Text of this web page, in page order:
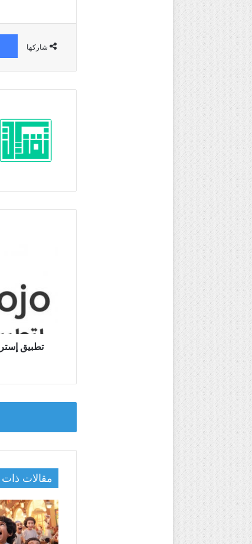
شاركها
ClassDojo
تطبيق
مقالات